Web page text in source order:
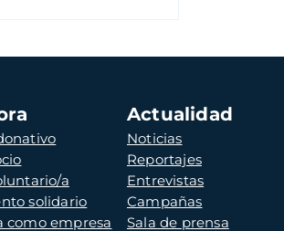
a
solidario
como empresa
Actualidad
Noticias
Reportajes
Entrevistas
Campañas
Sala de prensa